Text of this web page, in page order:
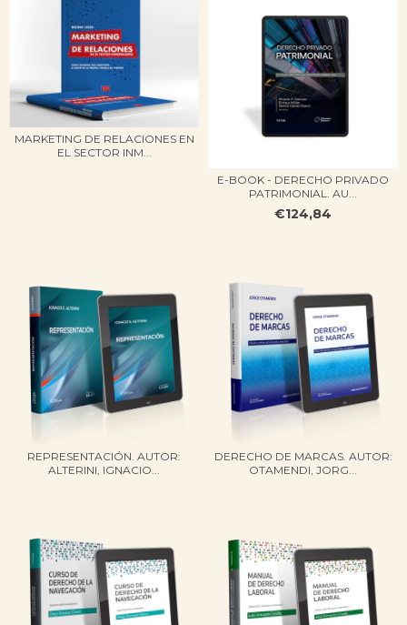
MARKETING DE RELACIONES EN
EL SECTOR INM...
E-BOOK - DERECHO PRIVADO
PATRIMONIAL. AU...
€124,84
REPRESENTACIÓN. AUTOR:
ALTERINI, IGNACIO...
DERECHO DE MARCAS. AUTOR:
OTAMENDI, JORG...